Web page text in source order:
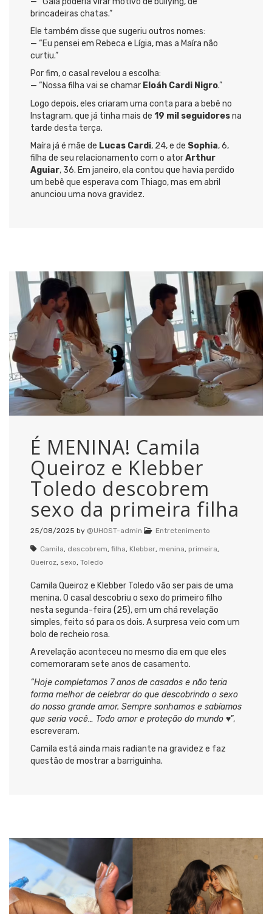
brincadeiras chatas.”
Ele também disse que sugeriu outros nomes:
— “Eu pensei em Rebeca e Lígia, mas a Maíra não
curtiu.”
Por fim, o casal revelou a escolha:
— “Nossa filha vai se chamar Eloáh Cardi Nigro.”
Logo depois, eles criaram uma conta para a bebê no
Instagram, que já tinha mais de 19 mil seguidoresna
tarde desta terça.
Maíra já é mãe de Lucas Cardi, 24, e de Sophia, 6,
filha de seu relacionamento com o atorArthur
Aguiar, 36. Em janeiro, ela contou que havia perdido
um bebê que esperava com Thiago, mas em abril
anunciou uma nova gravidez.
É MENINA! Camila
Queiroz e Klebber
Toledo descobrem
sexo da primeira filha
25/08/2025 by @UHOST-admin Entretenimento
Camila, descobrem, filha, Klebber, menina, primeira,
Queiroz, sexo, Toledo
Camila Queiroz e Klebber Toledo vão ser pais de uma
menina. O casal descobriu o sexo do primeiro filho
nesta segunda-feira (25), em um chá revelação
simples, feito só para os dois. A surpresa veio com um
bolo de recheio rosa.
A revelação aconteceu no mesmo dia em que eles
comemoraram sete anos de casamento.
“Hoje completamos 7 anos de casados e não teria
forma melhor de celebrar do que descobrindo o sexo
do nosso grande amor. Sempre sonhamos e sabíamos
que seria você… Todo amor e proteção do mundo ♥️”,
escreveram.
Camila está ainda mais radiante na gravidez e faz
questão de mostrar a barriguinha.